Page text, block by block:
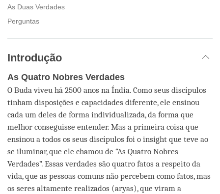
As Duas Verdades
Perguntas
Introdução
As Quatro Nobres Verdades
O Buda viveu há 2500 anos na Índia. Como seus discípulos
tinham disposições e capacidades diferente, ele ensinou
cada um deles de forma individualizada, da forma que
melhor conseguisse entender. Mas a primeira coisa que
ensinou a todos os seus discípulos foi o insight que teve ao
se iluminar, que ele chamou de “As Quatro Nobres
Verdades”. Essas verdades são quatro fatos a respeito da
vida, que as pessoas comuns não percebem como fatos, mas
os seres altamente realizados (aryas), que viram a